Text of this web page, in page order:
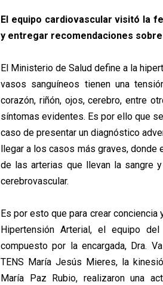
El equipo cardiovascular visitó la
y entregar recomendaciones
El Ministerio de Salud define a la
vasos sanguíneos tienen una
corazón, riñón, ojos, cerebro, entre
síntomas evidentes. Es por ello que
caso de presentar un diagnóstico
llegar a los casos más graves,
de las arterias que llevan la sangre
cerebrovascular.
Es por esto que para crear
Hipertensión Arterial, el equipo
compuesto por la encargada, Dra.
TENS María Jesús Mieres, la
María Paz Rubio, realizaron una